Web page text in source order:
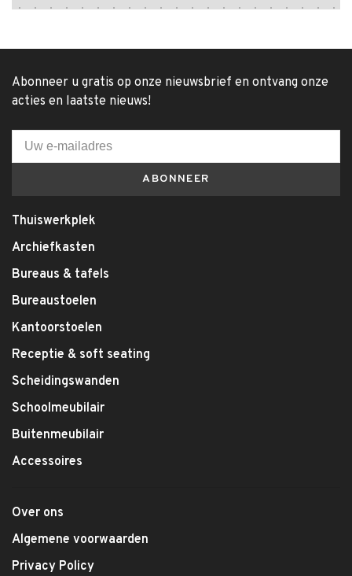
Abonneer u gratis op onze nieuwsbrief en ontvang onze
acties en laatste nieuws!
ABONNEER
Thuiswerkplek
Archiefkasten
Bureaus & tafels
Bureaustoelen
Kantoorstoelen
Receptie & soft seating
Scheidingswanden
Schoolmeubilair
Buitenmeubilair
Accessoires
Over ons
Algemene voorwaarden
Privacy Policy